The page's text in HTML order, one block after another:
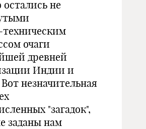
остались не
очаги
древней
Индии и
незначительная
"загадок",
заданы нам